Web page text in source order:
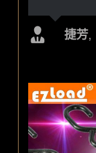
捷芳,
志添,